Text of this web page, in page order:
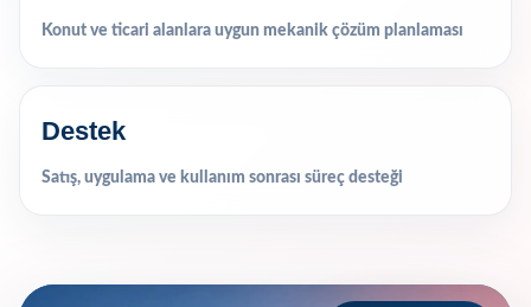
Konut ve ticari alanlara uygun mekanik çözüm planlaması
Destek
Satış, uygulama ve kullanım sonrası süreç desteği